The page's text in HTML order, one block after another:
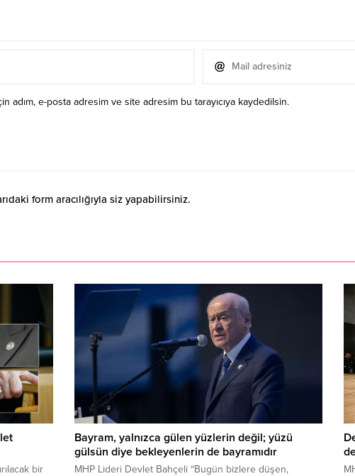
adım, e-posta adresim ve site adresim bu tarayıcıya kaydedilsin.
form aracılığıyla siz yapabilirsiniz.
bir
Bayram, yalnızca gülen yüzlerin değil; yüzü
gülsün diye bekleyenlerin de bayramıdır
MHP Lideri Devlet Bahçeli “Bugün bizlere düşen,